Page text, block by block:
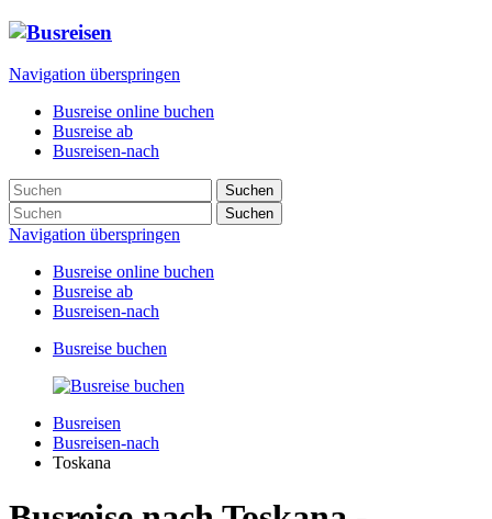
Navigation überspringen
Busreise online buchen
Busreise ab
Busreisen-nach
Suchen
Suchen
Navigation überspringen
Busreise online buchen
Busreise ab
Busreisen-nach
Busreise buchen
Busreisen
Busreisen-nach
Toskana